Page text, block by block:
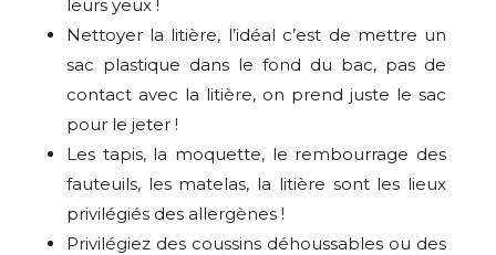
leurs yeux !
Nettoyer la litière, l’idéal c’est de mettre un
sac plastique dans le fond du bac, pas de
contact avec la litière, on prend juste le sac
pour le jeter !
Les tapis, la moquette, le rembourrage des
fauteuils, les matelas, la litière sont les lieux
privilégiés des allergènes !
Privilégiez des coussins déhoussables ou des